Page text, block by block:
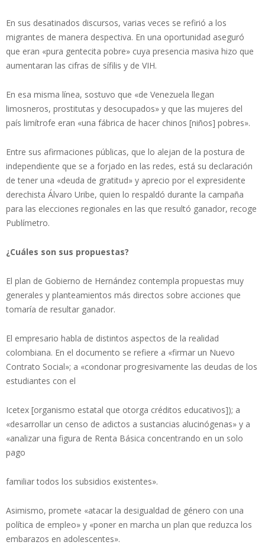
En sus desatinados discursos, varias veces se refirió a los
migrantes de manera despectiva. En una oportunidad aseguró
que eran «pura gentecita pobre» cuya presencia masiva hizo que
aumentaran las cifras de sífilis y de VIH.
En esa misma línea, sostuvo que «de Venezuela llegan
limosneros, prostitutas y desocupados» y que las mujeres del
país limítrofe eran «una fábrica de hacer chinos [niños] pobres».
Entre sus afirmaciones públicas, que lo alejan de la postura de
independiente que se a forjado en las redes, está su declaración
de tener una «deuda de gratitud» y aprecio por el expresidente
derechista Álvaro Uribe, quien lo respaldó durante la campaña
para las elecciones regionales en las que resultó ganador, recoge
Publímetro.
¿Cuáles son sus propuestas?
El plan de Gobierno de Hernández contempla propuestas muy
generales y planteamientos más directos sobre acciones que
tomaría de resultar ganador.
El empresario habla de distintos aspectos de la realidad
colombiana. En el documento se refiere a «firmar un Nuevo
Contrato Social»; a «condonar progresivamente las deudas de los
estudiantes con el
Icetex [organismo estatal que otorga créditos educativos]); a
«desarrollar un censo de adictos a sustancias alucinógenas» y a
«analizar una figura de Renta Básica concentrando en un solo
pago
familiar todos los subsidios existentes».
Asimismo, promete «atacar la desigualdad de género con una
política de empleo» y «poner en marcha un plan que reduzca los
embarazos en adolescentes».